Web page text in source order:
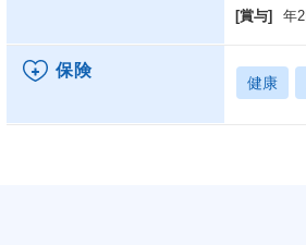
[賞与]
年
保険
健康